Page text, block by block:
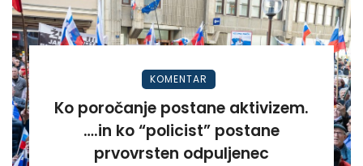
KOMENTAR
Ko poročanje postane aktivizem.
….in ko “policist” postane
prvovrsten odpuljenec